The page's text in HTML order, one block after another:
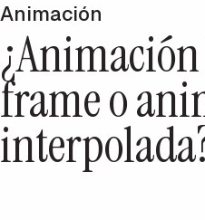
Animación
frame o